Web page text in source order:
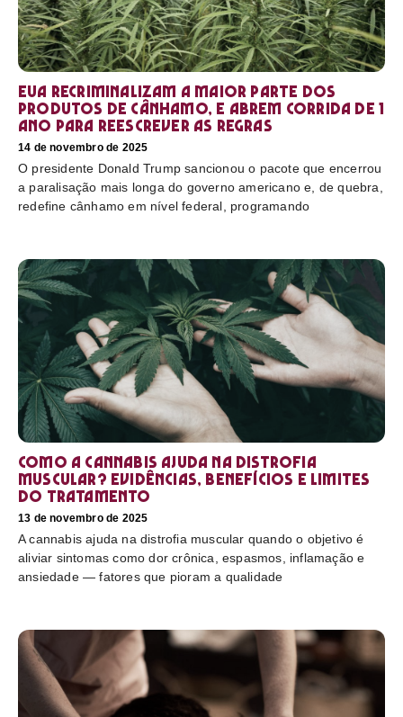
EUA recriminalizam a maior parte dos
produtos de cânhamo, e abrem corrida de 1
ano para reescrever as regras
14 de novembro de 2025
O presidente Donald Trump sancionou o pacote que encerrou
a paralisação mais longa do governo americano e, de quebra,
redefine cânhamo em nível federal, programando
Como a cannabis ajuda na distrofia
muscular? Evidências, benefícios e limites
do tratamento
13 de novembro de 2025
A cannabis ajuda na distrofia muscular quando o objetivo é
aliviar sintomas como dor crônica, espasmos, inflamação e
ansiedade — fatores que pioram a qualidade